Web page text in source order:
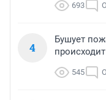
693
4
Бушует
545